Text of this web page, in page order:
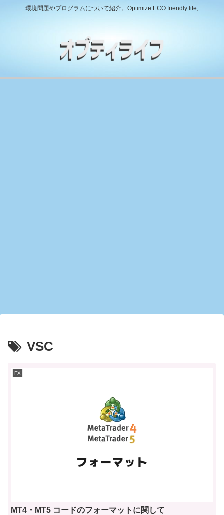
環境問題やプログラムについて紹介。Optimize ECO friendly life,
VSC
FX
MT4・MT5 コードのフォーマットに関して